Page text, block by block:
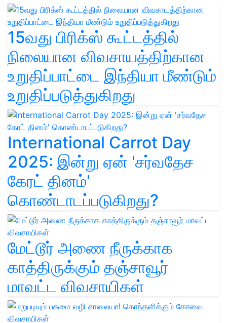
15வது பிரிக்ஸ் கூட்டத்தில்
நிலையான விவசாயத்திற்கான
உறுதிப்பாட்டை இந்தியா மீண்டும்
உறுதிப்படுத்துகிறது
International Carrot Day
2025: இன்று ஏன் 'சர்வதேச
கேரட் தினம்'
கொண்டாடப்படுகிறது?
மேட்டூர் அணை நீருக்காக
காத்திருக்கும் தஞ்சாவூர்
மாவட்ட விவசாயிகள்